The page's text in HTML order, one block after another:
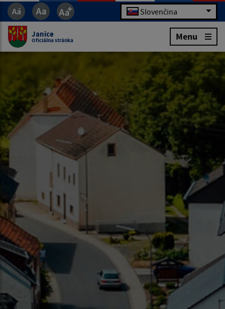
Slovenčina
Janice
Oficiálna stránka Menu